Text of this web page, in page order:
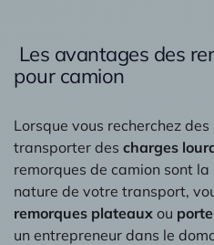
Les avantages des
pour camion
Lorsque vous recherchez
transporter des charges
remorques de camion sont
nature de votre transport,
remorques plateaux ou
un entrepreneur dans le